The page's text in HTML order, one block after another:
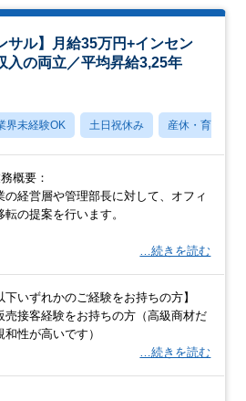
サル】月給35万円+インセン
入の両立／平均昇給3,25年
界未経験OK 土日祝休み 産休・育休あり
概要：
の経営層や管理部長に対して、オフィ
転の提案を行います。
…続きを読む
下いずれかのご経験をお持ちの方】
接客経験をお持ちの方（高級商材だ
和性が高いです）
…続きを読む